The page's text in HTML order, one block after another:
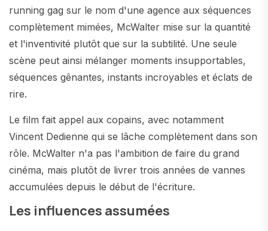
running gag sur le nom d'une agence aux séquences
complètement mimées, McWalter mise sur la quantité
et l'inventivité plutôt que sur la subtilité. Une seule
scène peut ainsi mélanger moments insupportables,
séquences gênantes, instants incroyables et éclats de
rire.
Le film fait appel aux copains, avec notamment
Vincent Dedienne qui se lâche complètement dans son
rôle. McWalter n'a pas l'ambition de faire du grand
cinéma, mais plutôt de livrer trois années de vannes
accumulées depuis le début de l'écriture.
Les influences assumées